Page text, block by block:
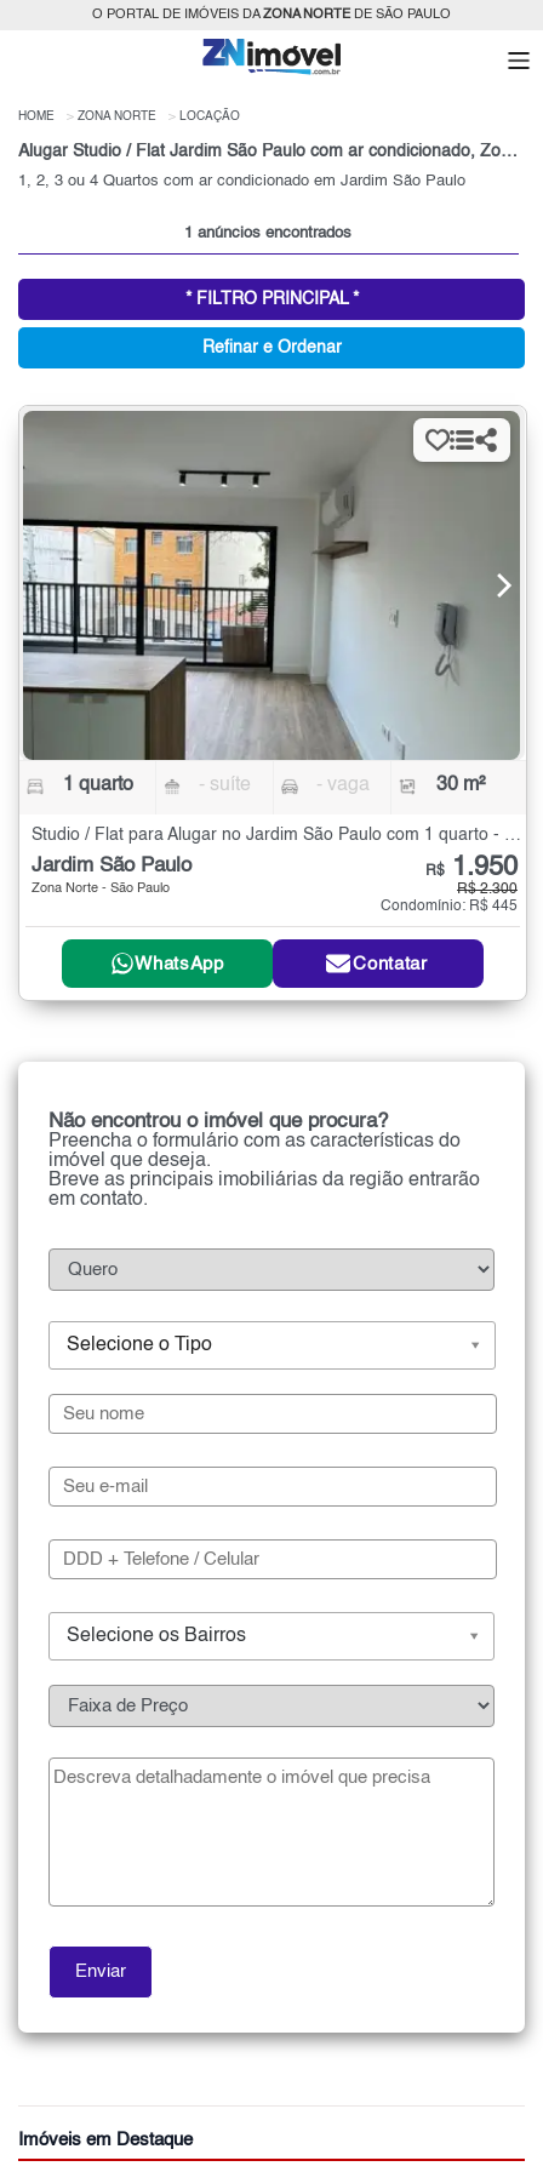
O PORTAL DE IMÓVEIS DAZONA NORTEDE SÃO PAULO
HOME ZONA NORTE LOCAÇÃO
Alugar Studio / Flat Jardim São Paulo com ar condicionado, Zona Norte, SP
1, 2, 3 ou 4 Quartos com ar condicionado em Jardim São Paulo
1 anúncios encontrados
* FILTRO PRINCIPAL *
Refinar e Ordenar
1 quarto - suíte - vaga 30 m²
Studio / Flat para Alugar no Jardim São Paulo com 1 quarto - 30 m²
Jardim São Paulo
Zona Norte - São Paulo
R$ 1.950
R$ 2.300
Condomínio: R$ 445
WhatsApp Contatar
Não encontrou o imóvel que procura?
Preencha o formulário com as características do
imóvel que deseja.
Breve as principais imobiliárias da região entrarão
em contato.
Selecione o Tipo
Selecione os Bairros
Imóveis em Destaque